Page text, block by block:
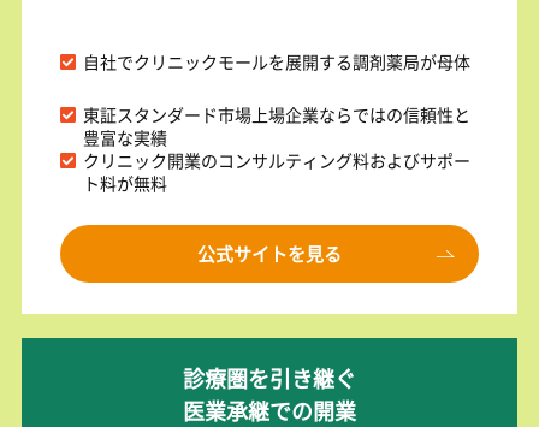
自社でクリニックモールを展開する調剤薬局が母体
東証スタンダード市場上場企業ならではの信頼性と
豊富な実績
クリニック開業のコンサルティング料およびサポー
ト料が無料
公式サイトを見る
診療圏を引き継ぐ
医業承継での開業